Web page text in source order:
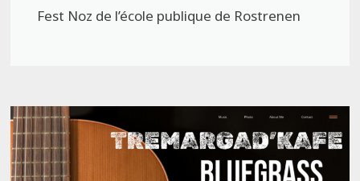
Fest Noz de l’école publique de Rostrenen